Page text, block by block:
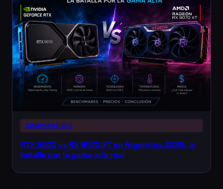
COMPARATIVAS
RTX 5070 vs RX 9070 XT en Argentina 2026: la
batalla por la gama alta real